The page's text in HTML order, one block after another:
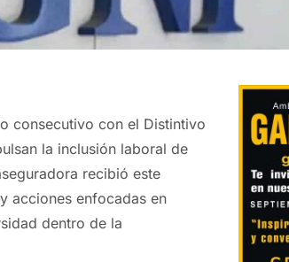
consecutivo con el Distintivo
la inclusión laboral de
recibió este
acciones enfocadas en
dentro de la